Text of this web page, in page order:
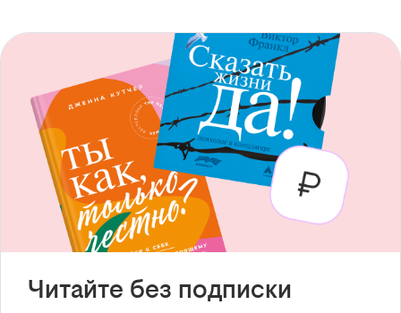
Читайте без подписки